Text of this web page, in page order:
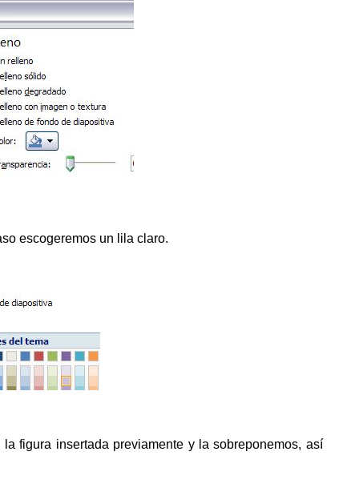
escogeremos un lila claro.
figura insertada previamente y la sobreponemos, así